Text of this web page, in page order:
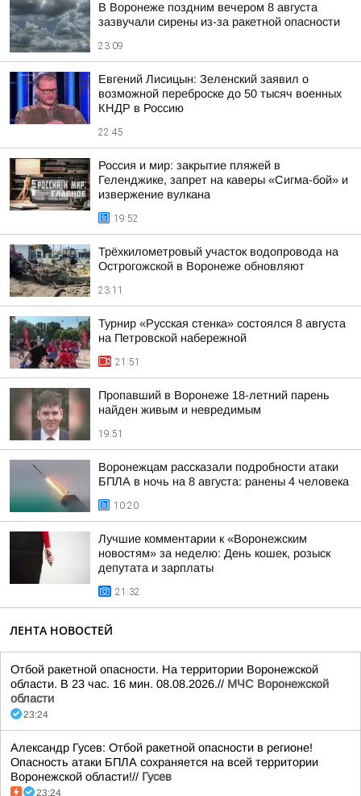
В Воронеже поздним вечером 8 августа
зазвучали сирены из-за ракетной опасности
23:09
Евгений Лисицын: Зеленский заявил о
возможной переброске до 50 тысяч военных
КНДР в Россию
22:45
Россия и мир: закрытие пляжей в
Геленджике, запрет на каверы «Сигма-бой» и
извержение вулкана
19:52
Трёхкилометровый участок водопровода на
Острогожской в Воронеже обновляют
23:11
Турнир «Русская стенка» состоялся 8 августа
на Петровской набережной
21:51
Пропавший в Воронеже 18-летний парень
найден живым и невредимым
19:51
Воронежцам рассказали подробности атаки
БПЛА в ночь на 8 августа: ранены 4 человека
10:20
Лучшие комментарии к «Воронежским
новостям» за неделю: День кошек, розыск
депутата и зарплаты
21:32
ЛЕНТА НОВОСТЕЙ
Отбой ракетной опасности. На территории Воронежской
области. В 23 час. 16 мин. 08.08.2026.// МЧС Воронежской
области
23:24
Александр Гусев: Отбой ракетной опасности в регионе!
Опасность атаки БПЛА сохраняется на всей территории
Воронежской области!// Гусев
23:24